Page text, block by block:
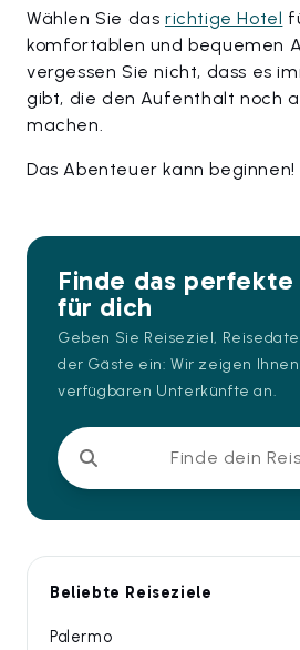
Wählen Sie das richtige Hotel
komfortablen und bequemen
vergessen Sie nicht, dass es
gibt, die den Aufenthalt noch
machen.
Das Abenteuer kann
Finde das perfekte
für dich
Geben Sie Reiseziel,
der Gäste ein: Wir zeigen
verfügbaren Unterkünfte an.
Finde dein
Beliebte Reiseziele
Palermo